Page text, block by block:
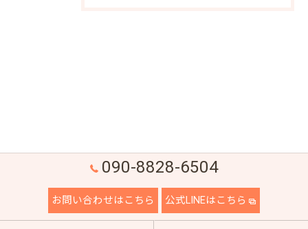
090-8828-6504
お問い合わせはこちら 公式LINEはこちら